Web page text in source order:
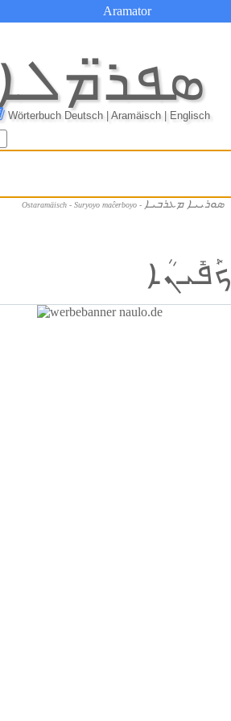
Aramator
ܣܦܪ̈ܡܠܐ
Wörterbuch Deutsch | Aramäisch | Englisch
Ostaramäisch - Suryoyo maĉerboyo - ܣܘܪܝܝܐ ܡܥܪܒܝܐ
ܟܰܦܺܝܢܳܐ